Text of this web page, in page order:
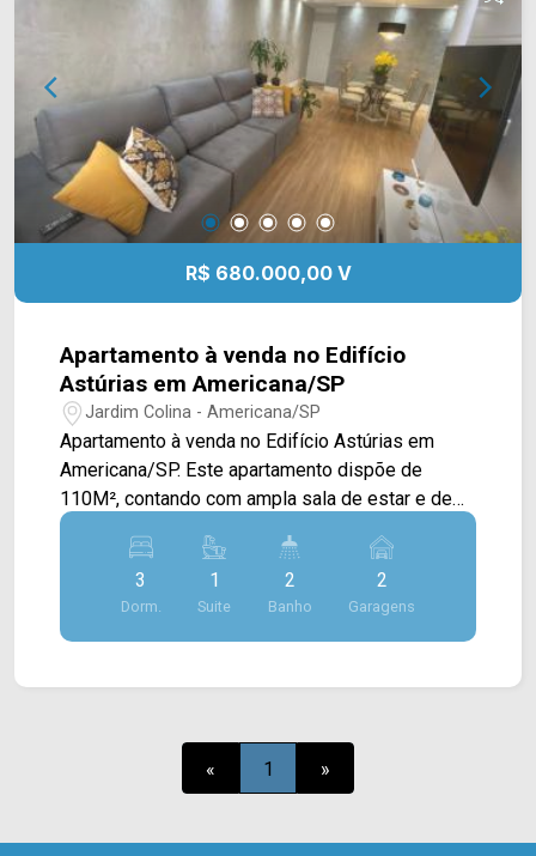
visita!! WhatsApp e Telefone Arbix: (19) 3475-
mudança!
R$ 680.000,00 V
Apartamento à venda no Edifício
Astúrias em Americana/SP
Jardim Colina - Americana/SP
Apartamento à venda no Edifício Astúrias em
Americana/SP. Este apartamento dispõe de
110M², contando com ampla sala de estar e de
jantar integradas, cozinha com armários e área de
serviço. > 03 quartos, sendo 01 suíte; > 02
banheiros, sendo 01 social; > 02 vagas de
garagem. Localizado no bairro Jardim Colina,
este condomínio está próximo à Av. Paulista, Av.
Donald`s, Burger King, restaurante Estação Geek,
pizzaria Di Madri, supermercado Crema e escola
equipe e agende a sua visita!! WhatsApp e
3
Dorm.
1
Suite
2
Banho
2
Garagens
« 1 »